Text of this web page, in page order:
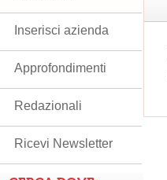
Inserisci azienda
Approfondimenti
Redazionali
Ricevi Newsletter